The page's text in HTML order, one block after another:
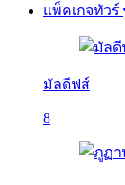
แพ็คเกจทัวร์
มัลดีฟส์
8